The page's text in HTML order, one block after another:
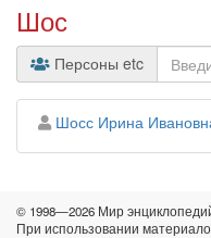
Шос
Персоны etc
персона
Шосс Ирина
© 1998—2026 Мир
При использовании